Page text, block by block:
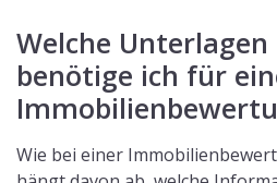
Welche
benötige ich für
Wie bei einer